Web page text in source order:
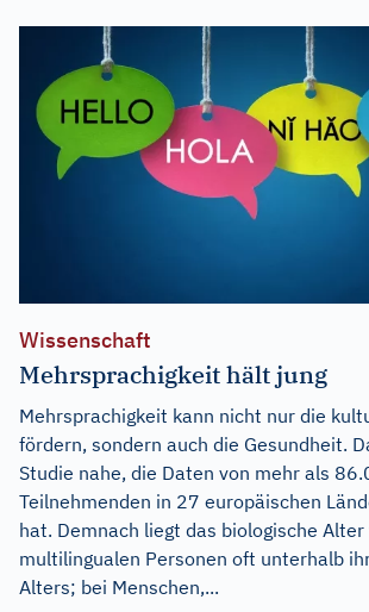
Wissenschaft
Mehrsprachigkeit hält jung
Mehrsprachigkeit kann nicht nur die
fördern, sondern auch die Gesundheit.
Studie nahe, die Daten von mehr als
Teilnehmenden in 27 europäischen
hat. Demnach liegt das biologische Alter
multilingualen Personen oft unterhalb
Alters; bei Menschen,...